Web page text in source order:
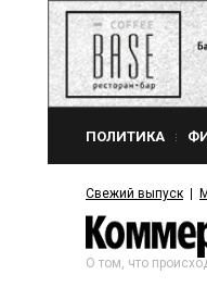
ПОЛИТИКА
Свежий выпуск
О том, что